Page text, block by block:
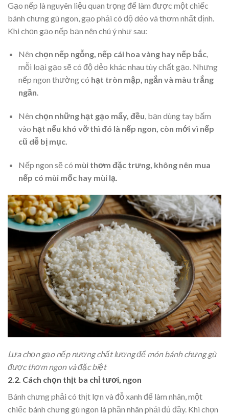
Gạo nếp là nguyên liệu quan trọng để làm được một chiếc
bánh chưng gù ngon, gạo phải có độ dẻo và thơm nhất định.
Khi chọn gạo nếp bạn nên chú ý như sau:
Nên chọn nếp ngỗng, nếp cái hoa vàng hay nếp bắc,
mỗi loại gạo sẽ có độ dẻo khác nhau tùy chất gạo. Nhưng
nếp ngon thường có hạt tròn mập, ngắn và màu trắng
ngần.
Nên chọn những hạt gạo mẩy, đều, bạn dùng tay bấm
vào hạt nếu khó vỡ thì đó là nếp ngon, còn mới vì nếp
cũ dễ bị mục.
Nếp ngon sẽ có mùi thơm đặc trưng, không nên mua
nếp có mùi mốc hay mùi lạ.
Lựa chọn gạo nếp nương chất lượng để món bánh chưng gù
được thơm ngon và đặc biệt
2.2. Cách chọn thịt ba chỉ tươi, ngon
Bánh chưng phải có thịt lợn và đỗ xanh để làm nhân, một
chiếc bánh chưng gù ngon là phần nhân phải đủ đầy. Khi chọn